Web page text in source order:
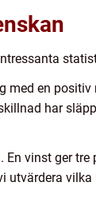
med en
har
vinst ger tre
utvärdera